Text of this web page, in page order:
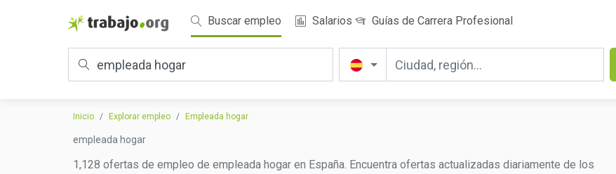
Buscar empleo Salarios Guías de Carrera Profesional
Inicio Explorar empleo Empleada hogar
empleada hogar
1,128 ofertas de empleo de empleada hogar en España. Encuentra ofertas actualizadas diariamente de los